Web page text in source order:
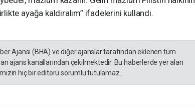
ayağa kaldıralım” ifadelerini kullandı.
Ajansı (BHA) ve diğer ajanslar tarafından eklenen tüm
ajans kanallarından çekilmektedir. Bu haberlerde yer alan
hiç bir editörü sorumlu tutulamaz...